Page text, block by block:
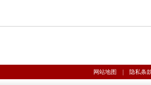
网站地图 隐私条